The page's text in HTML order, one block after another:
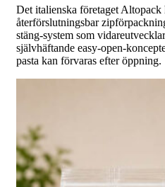
Det italienska företaget Altopack
återförslutningsbar
stäng-system som
självhäftande easy-open-
pasta kan förvaras efter öppning.